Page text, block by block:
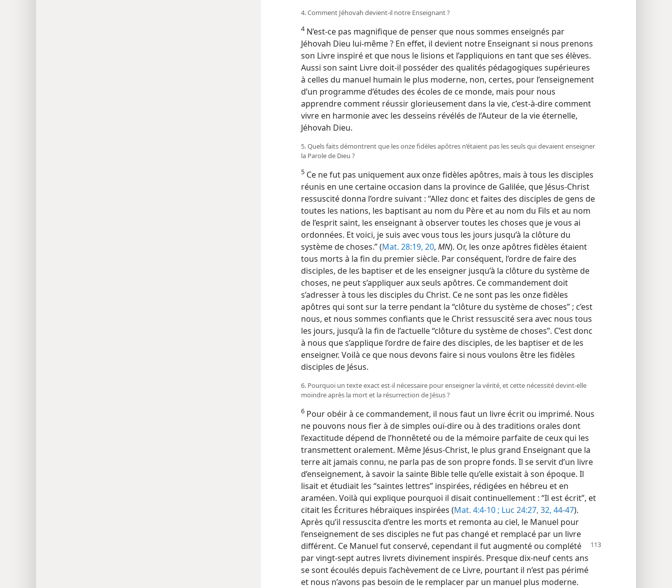
4. Comment Jéhovah devient-​il notre Enseignant ?
4N’est-​ce pas magnifique de penser que nous sommes enseignés par
Jéhovah Dieu lui-​même ? En effet, il devient notre Enseignant si nous prenons
son Livre inspiré et que nous le lisions et l’appliquions en tant que ses élèves.
Aussi son saint Livre doit-​il posséder des qualités pédagogiques supérieures
à celles du manuel humain le plus moderne, non, certes, pour l’enseignement
d’un programme d’études des écoles de ce monde, mais pour nous
apprendre comment réussir glorieusement dans la vie, c’est-à-dire comment
vivre en harmonie avec les desseins révélés de l’Auteur de la vie éternelle,
Jéhovah Dieu.
5. Quels faits démontrent que les onze fidèles apôtres n’étaient pas les seuls qui devaient enseigner
la Parole de Dieu ?
5 Ce ne fut pas uniquement aux onze fidèles apôtres, mais à tous les disciples
réunis en une certaine occasion dans la province de Galilée, que Jésus-Christ
ressuscité donna l’ordre suivant : “Allez donc et faites des disciples de gens de
toutes les nations, les baptisant au nom du Père et au nom du Fils et au nom
de l’esprit saint, les enseignant à observer toutes les choses que je vous ai
ordonnées. Et voici, je suis avec vous tous les jours jusqu’à la clôture du
système de choses.” (Mat. 28:19, 20, MN). Or, les onze apôtres fidèles étaient
tous morts à la fin du premier siècle. Par conséquent, l’ordre de faire des
disciples, de les baptiser et de les enseigner jusqu’à la clôture du système de
choses, ne peut s’appliquer aux seuls apôtres. Ce commandement doit
s’adresser à tous les disciples du Christ. Ce ne sont pas les onze fidèles
apôtres qui sont sur la terre pendant la “clôture du système de choses” ; c’est
nous, et nous sommes confiants que le Christ ressuscité sera avec nous tous
les jours, jusqu’à la fin de l’actuelle “clôture du système de choses”. C’est donc
à nous que s’applique l’ordre de faire des disciples, de les baptiser et de les
enseigner. Voilà ce que nous devons faire si nous voulons être les fidèles
disciples de Jésus.
6. Pourquoi un texte exact est-​il nécessaire pour enseigner la vérité, et cette nécessité devint-​elle
moindre après la mort et la résurrection de Jésus ?
6 Pour obéir à ce commandement, il nous faut un livre écrit ou imprimé. Nous
ne pouvons nous fier à de simples ouï-dire ou à des traditions orales dont
l’exactitude dépend de l’honnêteté ou de la mémoire parfaite de ceux qui les
transmettent oralement. Même Jésus-Christ, le plus grand Enseignant que la
terre ait jamais connu, ne parla pas de son propre fonds. Il se servit d’un livre
d’enseignement, à savoir la sainte Bible telle qu’elle existait à son époque. Il
lisait et étudiait les “saintes lettres” inspirées, rédigées en hébreu et en
araméen. Voilà qui explique pourquoi il disait continuellement : “Il est écrit”, et
citait les Écritures hébraïques inspirées (Mat. 4:4-10 ; Luc 24:27, 32, 44-47).
Après qu’il ressuscita d’entre les morts et remonta au ciel, le Manuel pour
l’enseignement de ses disciples ne fut pas changé et remplacé par un livre
différent. Ce Manuel fut conservé, cependant il fut augmenté ou complété
par vingt-sept autres livrets divinement inspirés. Presque dix-neuf cents ans
se sont écoulés depuis l’achèvement de ce Livre, pourtant il n’est pas périmé
et nous n’avons pas besoin de le remplacer par un manuel plus moderne.